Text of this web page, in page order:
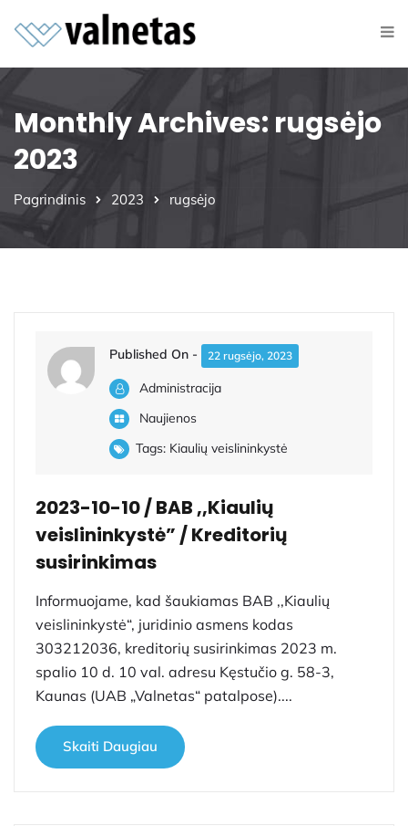
Monthly Archives: rugsėjo
2023
Pagrindinis 2023 rugsėjo
Published On - 22 rugsėjo, 2023
Administracija
Naujienos
Tags: Kiaulių veislininkystė
2023-10-10 / BAB ,,Kiaulių
veislininkystė” / Kreditorių
susirinkimas
Informuojame, kad šaukiamas BAB ,,Kiaulių
veislininkystė“, juridinio asmens kodas
303212036, kreditorių susirinkimas 2023 m.
spalio 10 d. 10 val. adresu Kęstučio g. 58-3,
Kaunas (UAB „Valnetas“ patalpose)....
Skaiti Daugiau